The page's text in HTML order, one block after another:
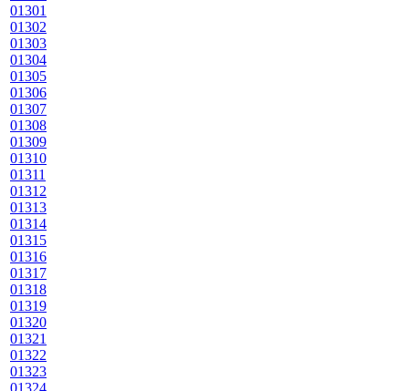
01301
01302
01303
01304
01305
01306
01307
01308
01309
01310
01311
01312
01313
01314
01315
01316
01317
01318
01319
01320
01321
01322
01323
01324